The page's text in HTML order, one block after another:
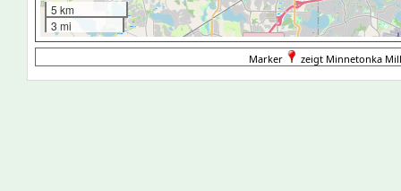
5 km
3 mi
Marker zeigt Minnetonka